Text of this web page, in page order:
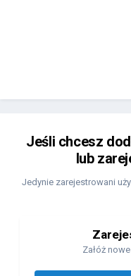
Jeśli chcesz
lub
Jedynie zarejestrowani
Załóż